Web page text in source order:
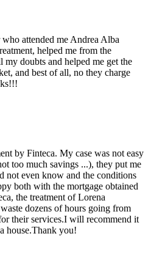
attended me Andrea Alba
helped me from the
doubts and helped me get the
and best of all, no they charge
by Finteca. My case was not easy
too much savings ...), they put me
not even know and the conditions
both with the mortgage obtained
the treatment of Lorena
dozens of hours going from
their services.I will recommend it
house.Thank you!